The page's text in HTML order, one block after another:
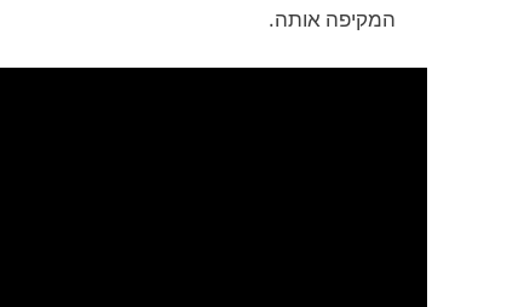
המקיפה אותה.